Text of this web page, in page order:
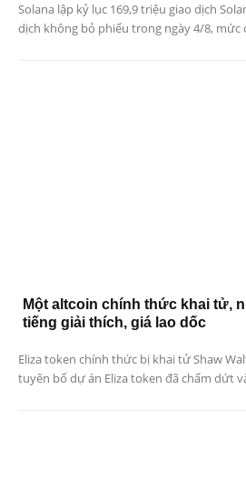
Solana lập kỷ lục 169,9 triệu giao dịch
dịch không bỏ phiếu trong ngày 4/8, mức
Một altcoin chính thức khai tử,
tiếng giải thích, giá lao dốc
Eliza token chính thức bị khai tử Shaw
tuyên bố dự án Eliza token đã chấm dứt